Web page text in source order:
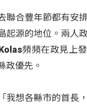
聯合豐年節都有安
起源的地位。兩人
頻頻在政見上
政優先。
我想各縣市的首長